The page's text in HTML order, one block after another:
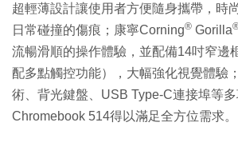
超輕薄設計讓使用者方便隨身攜帶，時
日常碰撞的傷痕；康寧Corning® Gorilla
流暢滑順的操作體驗，並配備14吋窄邊
配多點觸控功能），大幅強化視覺體驗
術、背光鍵盤、USB Type-C連接埠等
Chromebook 514得以滿足全方位需求。